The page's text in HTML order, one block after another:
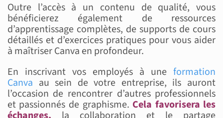
Outre l’accès à un contenu de qualité, vous
bénéficierez également de ressources
d’apprentissage complètes, de supports de cours
détaillés et d’exercices pratiques pour vous aider
à maîtriser Canva en profondeur.
En inscrivant vos employés à uneformation
Canva au sein de votre entreprise, ils auront
l’occasion de rencontrer d’autres professionnels
et passionnés de graphisme. Cela favorisera les